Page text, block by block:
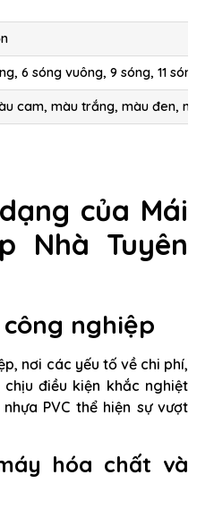
6 sóng vuông, 9 sóng, 11
cam, màu trắng, màu đen,
của Mái
Nhà Tuyên
nghiệp
nơi các yếu tố về chi phí,
điều kiện khắc nghiệt
PVC thể hiện sự vượt
hóa chất và